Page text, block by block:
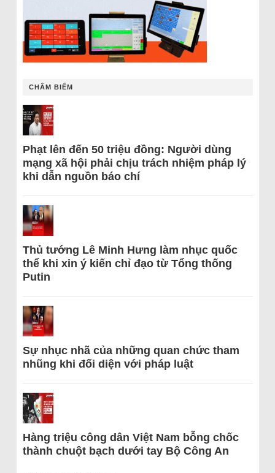
CHÂM BIẾM
Phạt lên đến 50 triệu đồng: Người dùng
mạng xã hội phải chịu trách nhiệm pháp lý
khi dẫn nguồn báo chí
Thủ tướng Lê Minh Hưng làm nhục quốc
thể khi xin ý kiến chỉ đạo từ Tổng thống
Putin
Sự nhục nhã của những quan chức tham
nhũng khi đối diện với pháp luật
Hàng triệu công dân Việt Nam bỗng chốc
thành chuột bạch dưới tay Bộ Công An